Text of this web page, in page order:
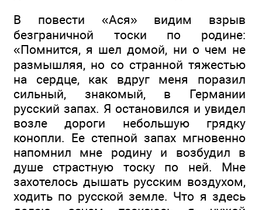
В повести «Ася» видим взрыв
безграничной тоски по родине:
«Помнится, я шел домой, ни о чем не
размышляя, но со странной тяжестью
на сердце, как вдруг меня поразил
сильный, знакомый, в Германии
русский запах. Я остановился и увидел
возле дороги небольшую грядку
конопли. Ее степной запах мгновенно
напомнил мне родину и возбудил в
душе страстную тоску по ней. Мне
захотелось дышать русским воздухом,
ходить по русской земле. Что я здесь